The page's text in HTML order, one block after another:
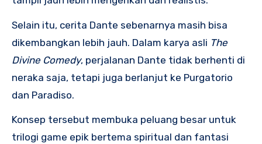
Selain itu, cerita Dante sebenarnya masih bisa
dikembangkan lebih jauh. Dalam karya asli The
Divine Comedy, perjalanan Dante tidak berhenti di
neraka saja, tetapi juga berlanjut ke Purgatorio
dan Paradiso.
Konsep tersebut membuka peluang besar untuk
trilogi game epik bertema spiritual dan fantasi